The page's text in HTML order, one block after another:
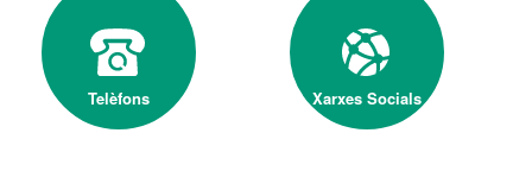
Telèfons Xarxes Socials